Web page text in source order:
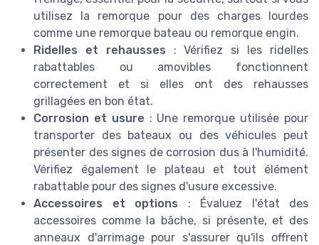
utilisez la remorque pour des charges lourdes
comme une remorque bateau ou remorque engin.
Ridelles et rehausses : Vérifiez si les ridelles
rabattables ou amovibles fonctionnent
correctement et si elles ont des rehausses
grillagées en bon état.
Corrosion et usure : Une remorque utilisée pour
transporter des bateaux ou des véhicules peut
présenter des signes de corrosion dus à l'humidité.
Vérifiez également le plateau et tout élément
rabattable pour des signes d'usure excessive.
Accessoires et options : Évaluez l'état des
accessoires comme la bâche, si présente, et des
anneaux d'arrimage pour s'assurer qu'ils offrent